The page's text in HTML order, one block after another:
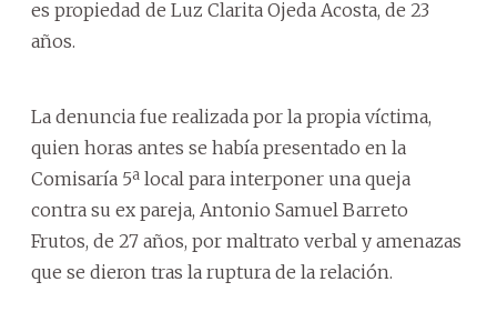
es propiedad de Luz Clarita Ojeda Acosta, de 23
años.
La denuncia fue realizada por la propia víctima,
quien horas antes se había presentado en la
Comisaría 5ª local para interponer una queja
contra su ex pareja, Antonio Samuel Barreto
Frutos, de 27 años, por maltrato verbal y amenazas
que se dieron tras la ruptura de la relación.